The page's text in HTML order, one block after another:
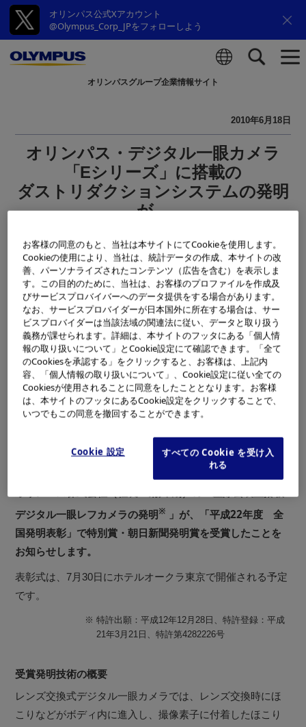
オリンパス公式Xアカウント
@Olympus_Corp_JPをフォローしよう
オリンパスグループ企業情報サイト
2010年6月18日
オリンパス・デジタル一眼カメラ
「Eシリーズ」に搭載の
ダストリダクションシステムの発明
が、
賞を受賞
当社の最新デジタルカメラ
（マイクロ一眼「OLYMPUS PEN Lite E-PL1」）
デジタル一眼レフカメラの発明※ 」が、「平成22年度 全
国発明表彰」で特別賞・朝日新聞発明賞を受賞したことを
お知らせします。
表彰式は、7月30日にホテルオークラ東京で開催される予定
です。
※ 特許出願：平成12年12月28日、特許登録：平成
21年3月21日、特許第4282226号
受賞発明技術の概要
レンズ交換式デジタル一眼カメラでは、レンズ交換時にほ
こりなどがボディ内に進入し、撮像素子に付着したほこり
お客様の同意のもと、当社は本サイトにてCookieを使用します。
Cookieの使用により、当社は、統計データの作成、本サイトの改
善、パーソナライズされたコンテンツ（広告を含む）を表示しま
す。この目的のために、当社は、お客様のプロファイルを作成及
びサービスプロバイバーへのデータ提供をする場合があります。
なお、サービスプロバイダーが日本国外に所在する場合は、サー
ビスプロバイダーは当該法域の関連法に従い、データと取り扱う
義務が課せられます。詳細は、本サイトのフッタにある「個人情
報の取り扱いについて」とCookie設定にて確認できます。「全て
のCookiesを承認する」をクリックすると、お客様は、上記内
容、「個人情報の取り扱いについて」、Cookie設定に従い全ての
Cookiesが使用されることに同意をしたこととなります。お客様
は、本サイトのフッタにあるCookie設定をクリックすることで、
いつでもこの同意を撤回することができます。
Cookie 設定
すべての Cookie を受け入
れる